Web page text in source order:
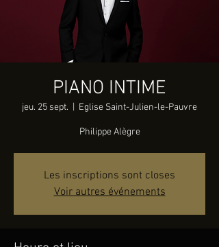
PIANO INTIME
jeu. 25 sept. Eglise Saint-Julien-le-Pauvre
Philippe Alègre
Les inscriptions sont closes
Voir autres événements